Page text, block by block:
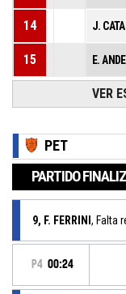
14 J.
15
VER
PET
PARTIDO
9, F. FERRINI, Falta
P4 00:24